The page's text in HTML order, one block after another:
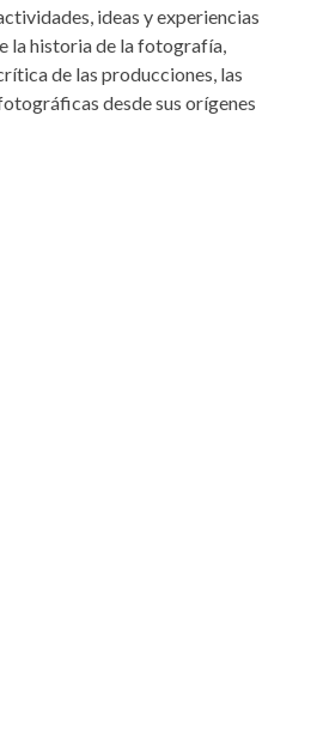
ideas y experiencias
la historia de la fotografía,
de las producciones, las
desde sus orígenes